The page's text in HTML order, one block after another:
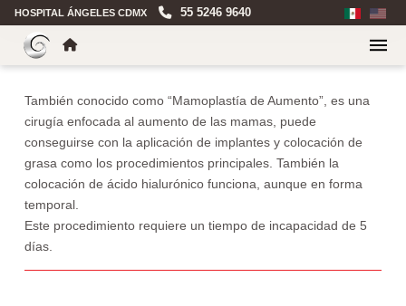
HOSPITAL ÁNGELES CDMX 55 5246 9640
También conocido como “Mamoplastía de Aumento”, es una
cirugía enfocada al aumento de las mamas, puede
conseguirse con la aplicación de implantes y colocación de
grasa como los procedimientos principales. También la
colocación de ácido hialurónico funciona, aunque en forma
temporal.
Este procedimiento requiere un tiempo de incapacidad de 5
días.